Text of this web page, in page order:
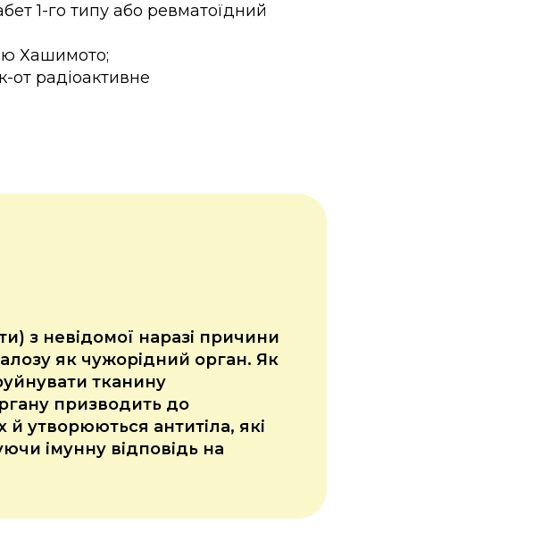
1-го типу або ревматоїдний
Хашимото;
радіоактивне
з невідомої наразі причини
як чужорідний орган. Як
тканину
призводить до
утворюються антитіла, які
імунну відповідь на